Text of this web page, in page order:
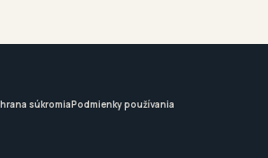
súkromiaPodmienky používania